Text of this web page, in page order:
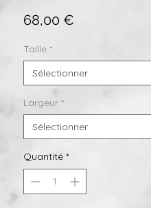
68,00 €
Taille *
Sélectionner
Largeur *
Sélectionner
Quantité *